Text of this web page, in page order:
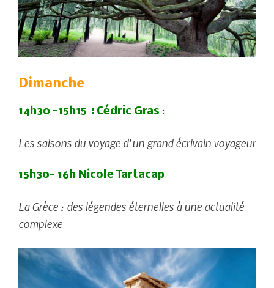
Dimanche
14h30 -15h15 : Cédric Gras :
Les saisons du voyage d’un grand écrivain voyageur
15h30- 16h Nicole Tartacap
La Grèce : des légendes éternelles à une actualité
complexe